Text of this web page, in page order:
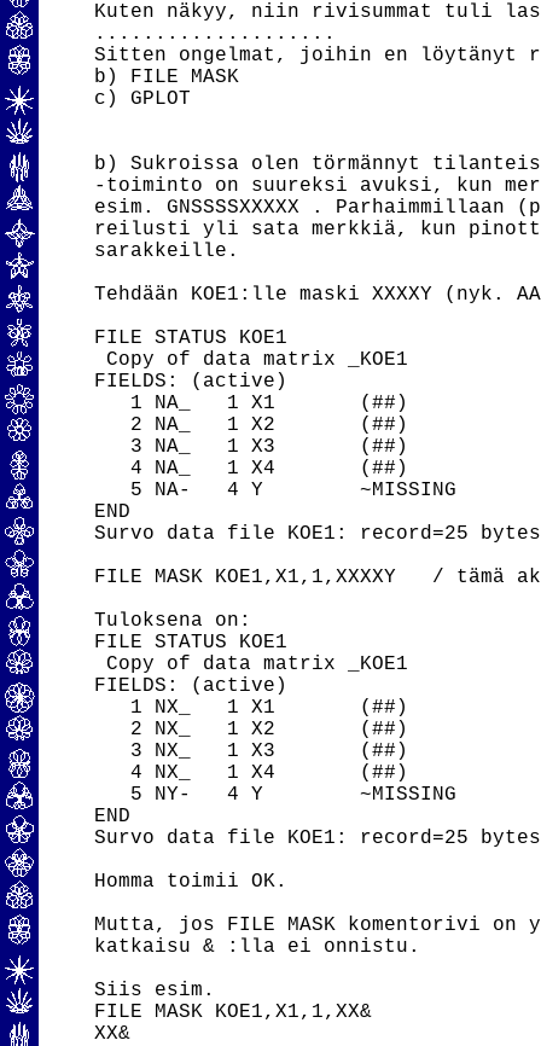
Kuten näkyy, niin rivisummat tuli
....................
Sitten ongelmat, joihin en löytänyt
b) FILE MASK
c) GPLOT
b) Sukroissa olen törmännyt
-toiminto on suureksi avuksi, kun
esim. GNSSSSXXXXX .
reilusti yli sata merkkiä, kun
sarakkeille.
Tehdään KOE1:lle maski XXXXY (nyk.
FILE STATUS KOE1
Copy of data matrix _KOE1
FIELDS: (active)
   1 NA_   1 X1       (##)
   2 NA_   1 X2       (##)
   3 NA_   1 X3       (##)
   4 NA_   1 X4       (##)
   5 NA-   4 Y        ~MISSING
END
Survo data file KOE1: record=25 bytes,
FILE MASK KOE1,X1,1,XXXXY   / tämä
Tuloksena on:
FILE STATUS KOE1
Copy of data matrix _KOE1
FIELDS: (active)
   1 NX_   1 X1       (##)
   2 NX_   1 X2       (##)
   3 NX_   1 X3       (##)
   4 NX_   1 X4       (##)
   5 NY-   4 Y        ~MISSING
END
Survo data file KOE1: record=25 bytes,
Homma toimii OK.
Mutta, jos FILE MASK komentorivi
katkaisu & :lla ei onnistu.
Siis esim.
FILE MASK KOE1,X1,1,XX&
XX&